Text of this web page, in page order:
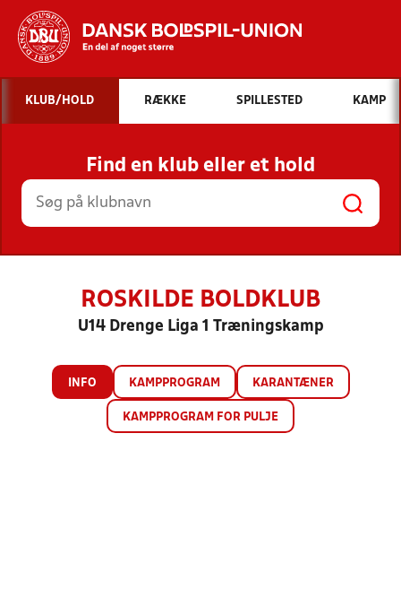
Hvad vil du søge efter?
INDHOLD OG NYHEDER
STILLINGER, RESULTATER, KLUBBER OG
HOLD
KLUB/HOLD RÆKKE SPILLESTED KAMP
Find en klub eller et hold
ROSKILDE BOLDKLUB
U14 Drenge Liga 1 Træningskamp
INFO KAMPPROGRAM KARANTÆNER
KAMPPROGRAM FOR PULJE